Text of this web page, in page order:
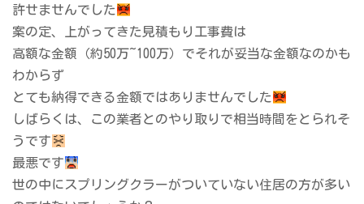
許せませんでした
案の定、上がってきた見積もり工事費は
高額な金額（約50万~100万）でそれが妥当な金額なのかも
わからず
とても納得できる金額ではありませんでした
しばらくは、この業者とのやり取りで相当時間をとられそ
うです
最悪です
世の中にスプリングクラーがついていない住居の方が多い